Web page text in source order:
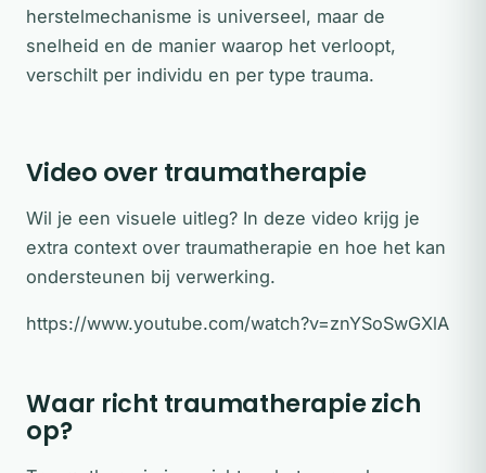
herstelmechanisme is universeel, maar de
snelheid en de manier waarop het verloopt,
verschilt per individu en per type trauma.
Video over traumatherapie
Wil je een visuele uitleg? In deze video krijg je
extra context over traumatherapie en hoe het kan
ondersteunen bij verwerking.
https://www.youtube.com/watch?v=znYSoSwGXlA
Waar richt traumatherapie zich
op?